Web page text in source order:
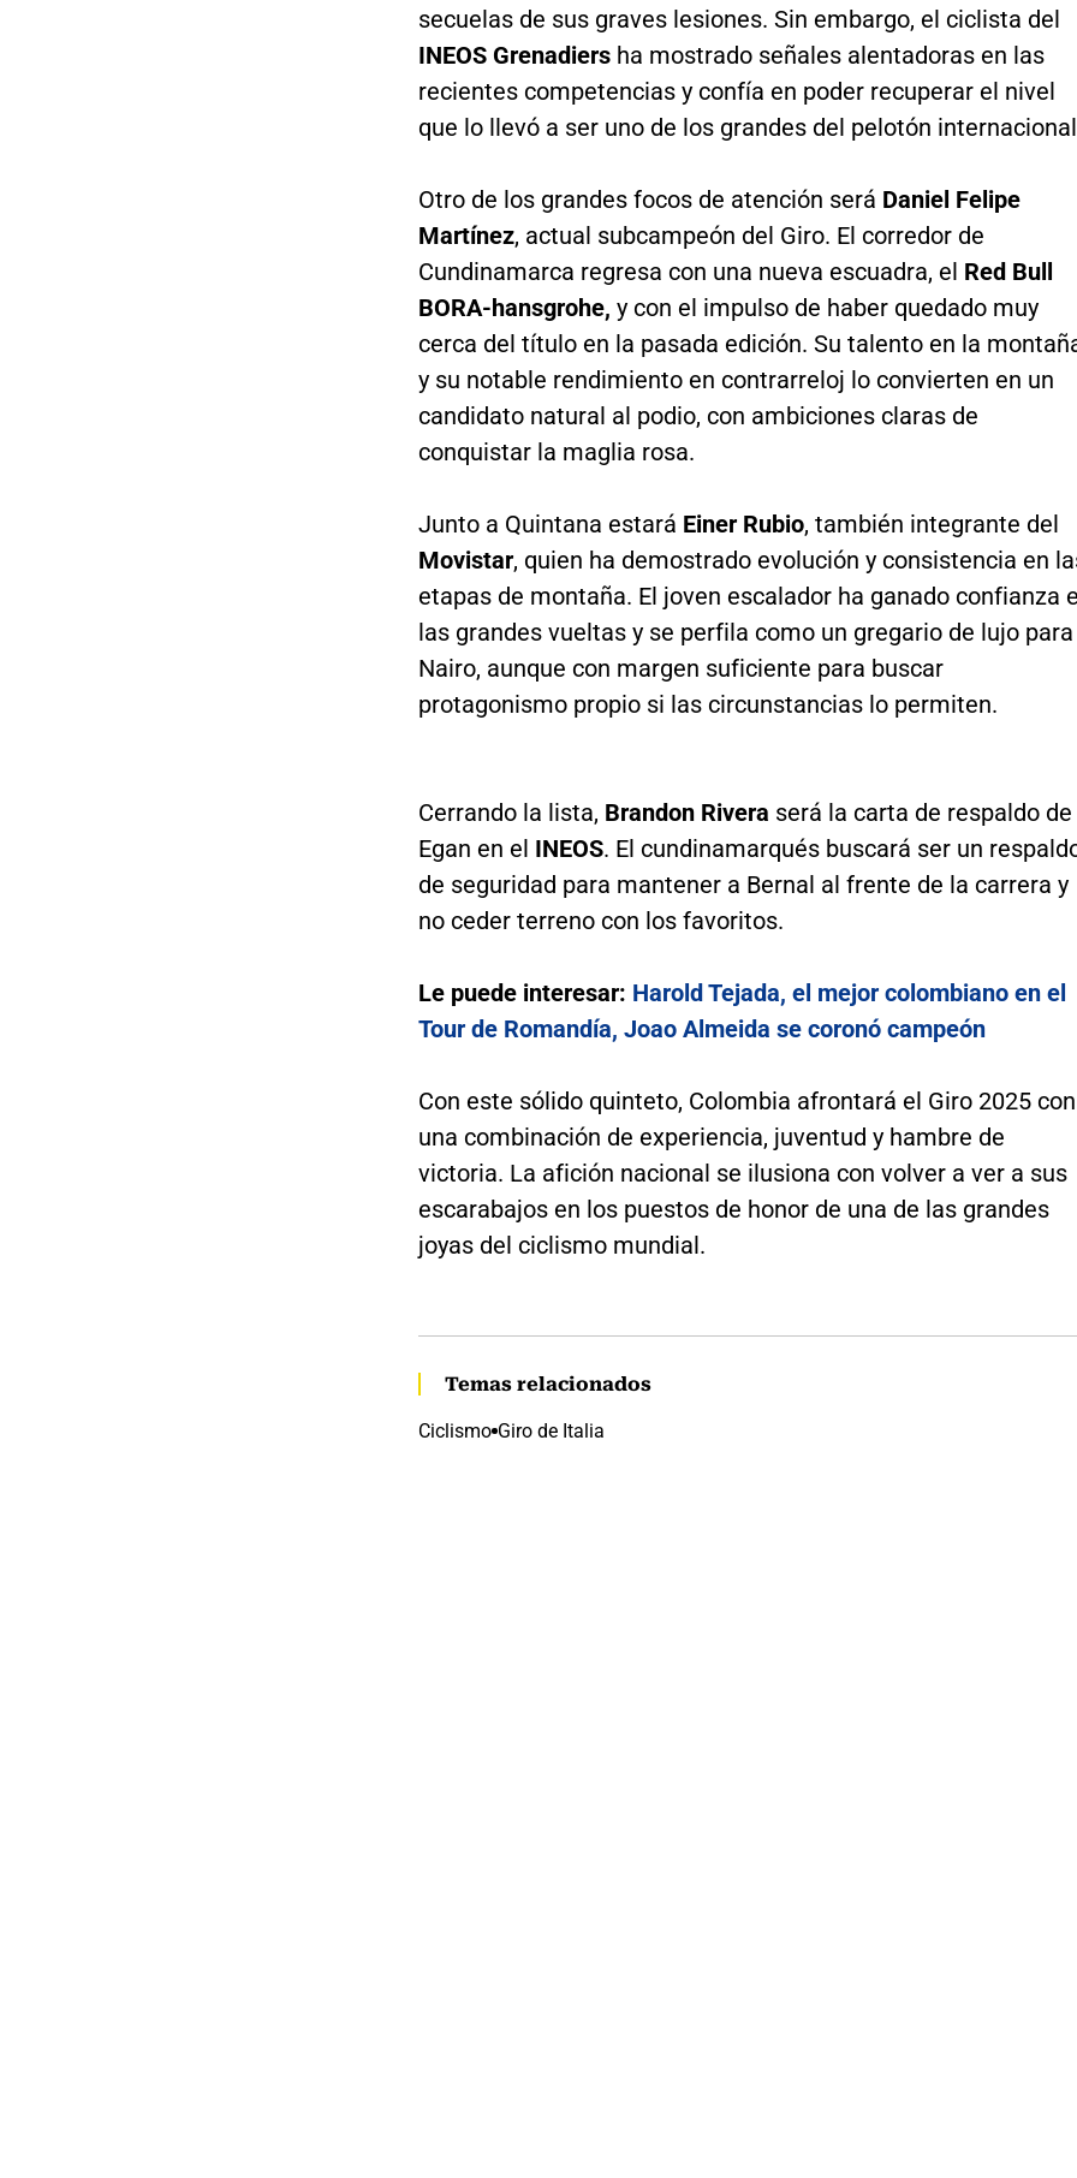
secuelas de sus graves lesiones. Sin embargo, el ciclista del
INEOS Grenadiersha mostrado señales alentadoras en las
recientes competencias y confía en poder recuperar el nivel
que lo llevó a ser uno de los grandes del pelotón
Otro de los grandes focos de atención será Daniel Felipe
Martínez, actual subcampeón del Giro. El corredor de
Cundinamarca regresa con una nueva escuadra, el Red Bull
BORA-hansgrohe, y con el impulso de haber quedado muy
cerca del título en la pasada edición. Su talento en la
y su notable rendimiento en contrarreloj lo convierten en un
candidato natural al podio, con ambiciones claras de
conquistar la maglia rosa.
Junto a Quintana estará Einer Rubio, también integrante del
Movistar, quien ha demostrado evolución y consistencia en
etapas de montaña. El joven escalador ha ganado confianza
las grandes vueltas y se perfila como un gregario de lujo para
Nairo, aunque con margen suficiente para buscar
protagonismo propio si las circunstancias lo permiten.
Cerrando la lista, Brandon Rivera será la carta de respaldo de
Egan en el INEOS. El cundinamarqués buscará ser un
de seguridad para mantener a Bernal al frente de la carrera y
no ceder terreno con los favoritos.
Le puede interesar: Harold Tejada, el mejor colombiano en el
Tour de Romandía, Joao Almeida se coronó campeón
Con este sólido quinteto, Colombia afrontará el Giro 2025 con
una combinación de experiencia, juventud y hambre de
victoria. La afición nacional se ilusiona con volver a ver a sus
escarabajos en los puestos de honor de una de las grandes
joyas del ciclismo mundial.
Temas relacionados
Ciclismo Giro de Italia